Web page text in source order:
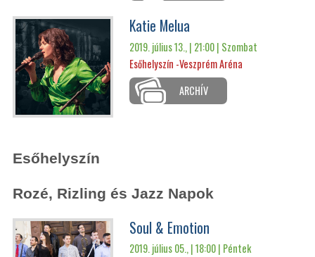
Katie Melua
2019. július 13., | 21:00 | Szombat
Esőhelyszín -Veszprém Aréna
ARCHÍV
Esőhelyszín
Rozé, Rizling és Jazz Napok
Soul & Emotion
2019. július 05., | 18:00 | Péntek